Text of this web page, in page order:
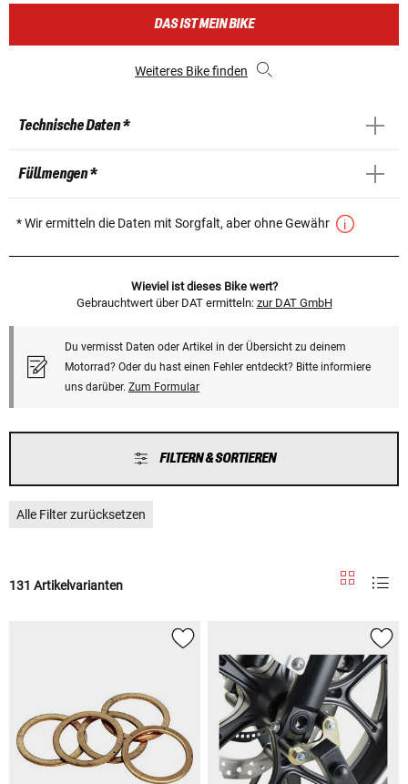
DAS IST MEIN BIKE
Weiteres Bike finden
Technische Daten *
Füllmengen *
* Wir ermitteln die Daten mit Sorgfalt, aber ohne Gewähr
Wieviel ist dieses Bike wert?
Gebrauchtwert über DAT ermitteln: zur DAT GmbH
Du vermisst Daten oder Artikel in der Übersicht zu deinem
Motorrad? Oder du hast einen Fehler entdeckt? Bitte informiere
uns darüber. Zum Formular
FILTERN & SORTIEREN
Alle Filter zurücksetzen
131 Artikelvarianten